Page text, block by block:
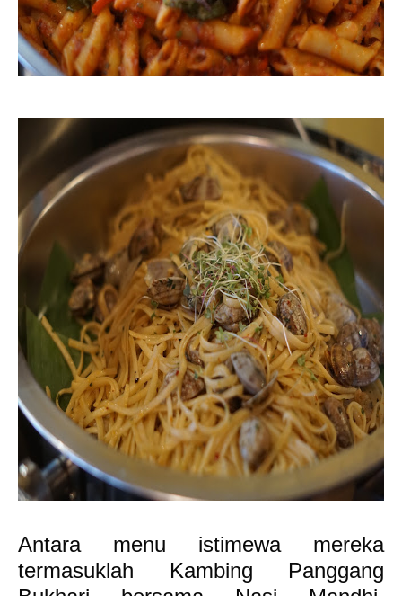
Antara menu istimewa mereka
termasuklah Kambing Panggang